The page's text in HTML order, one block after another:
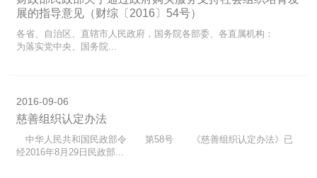
展的指导意见（财综〔2016〕54号）
各省、自治区、直辖市人民政府，国务院各部委、各直属机构：
为落实党中央、国务院...
2016-09-06
慈善组织认定办法
中华人民共和国民政部令 第58号 《慈善组织认定办法》已
经2016年8月29日民政部...